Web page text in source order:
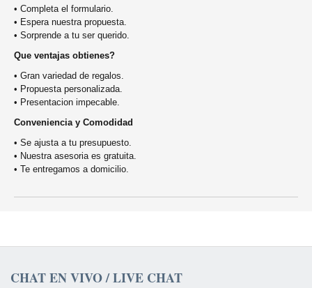
• Completa el formulario.
• Espera nuestra propuesta.
• Sorprende a tu ser querido.
Que ventajas obtienes?
• Gran variedad de regalos.
• Propuesta personalizada.
• Presentacion impecable.
Conveniencia y Comodidad
• Se ajusta a tu presupuesto.
• Nuestra asesoria es gratuita.
• Te entregamos a domicilio.
CHAT EN VIVO / LIVE CHAT